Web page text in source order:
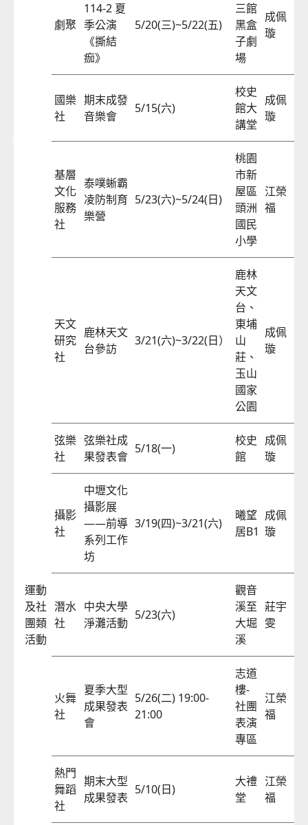
運動
及社
團類
活動
劇聚
114-2 夏
季公演
《撕結
痂》
5/20(三)~5/22(五)
三館
黑盒
子劇
場
成佩
璇
國樂
社
期末成發
音樂會
5/15(六)
校史
館大
講堂
成佩
璇
基層
文化
服務
社
泰噗蜥霸
凌防制育
樂營
5/23(六)~5/24(日)
桃園
市新
屋區
頭洲
國民
小學
江榮
福
天文
研究
社
鹿林天文
台參訪
3/21(六)~3/22(日）
鹿林
天文
台、
東埔
山
莊、
玉山
國家
公園
成佩
璇
弦樂
社
弦樂社成
果發表會
5/18(一)
校史
館
成佩
璇
攝影
社
中壢文化
攝影展
——前導
系列工作
坊
3/19(四)~3/21(六)
曦望
居B1
成佩
璇
潛水
社
中央大學
淨灘活動
5/23(六)
觀音
溪至
大堀
溪
莊宇
雯
火舞
社
夏季大型
成果發表
會
5/26(二) 19:00-
21:00
志道
樓-
社團
表演
專區
江榮
福
熱門
舞蹈
社
期末大型
成果發表
5/10(日)
大禮
堂
江榮
福